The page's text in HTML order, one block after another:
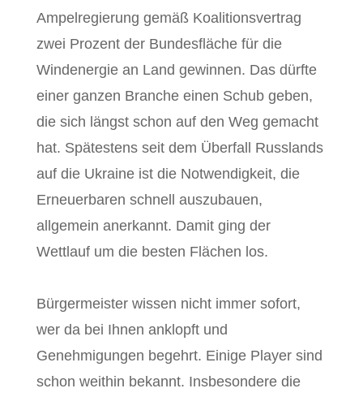
Ampelregierung gemäß Koalitionsvertrag
zwei Prozent der Bundesfläche für die
Windenergie an Land gewinnen. Das dürfte
einer ganzen Branche einen Schub geben,
die sich längst schon auf den Weg gemacht
hat. Spätestens seit dem Überfall Russlands
auf die Ukraine ist die Notwendigkeit, die
Erneuerbaren schnell auszubauen,
allgemein anerkannt. Damit ging der
Wettlauf um die besten Flächen los.
Bürgermeister wissen nicht immer sofort,
wer da bei Ihnen anklopft und
Genehmigungen begehrt. Einige Player sind
schon weithin bekannt. Insbesondere die